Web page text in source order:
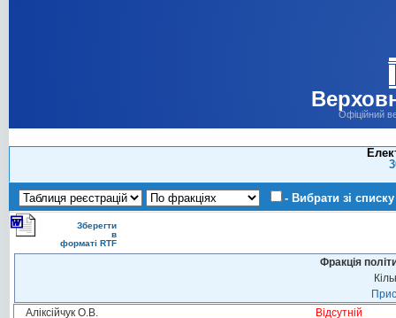
Офіційний
- Вибрати зі списку
Зберегти
в
форматі RTF
Фракція
Аліксійчук О.В.
Відсутній